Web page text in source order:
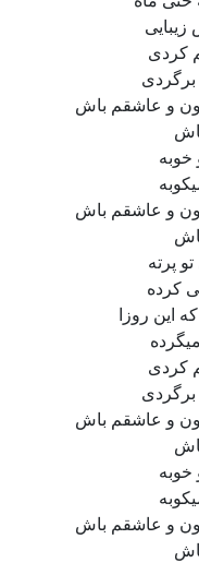
کردی
و عاشقم باش
خوبه
و عاشقم باش
پرته
کرده
این روزا
کردی
و عاشقم باش
خوبه
و عاشقم باش